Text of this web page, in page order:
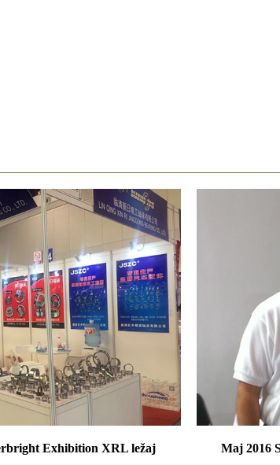
Exhibition XRL ležaj Maj 2016